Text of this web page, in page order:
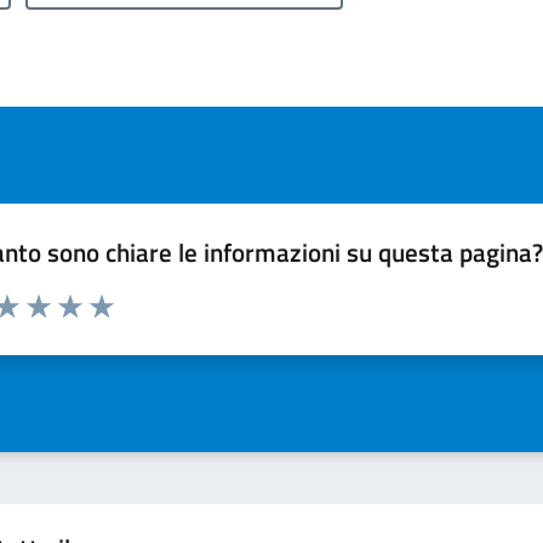
sono chiare le informazioni su questa pagina?
1 a 5 stelle la pagina